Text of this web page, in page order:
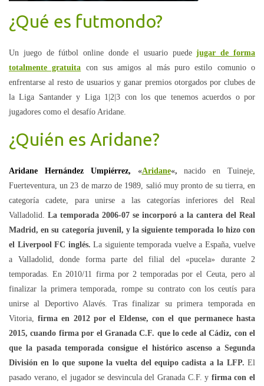
¿Qué es futmondo?
Un juego de fútbol online donde el usuario puedejugar de forma
totalmente gratuita con sus amigos al más puro estilo comunio o
enfrentarse al resto de usuarios y ganar premios otorgados por clubes de
la Liga Santander y Liga 1|2|3 con los que tenemos acuerdos o por
jugadores como el desafío Aridane.
¿Quién es Aridane?
Aridane Hernández Umpiérrez, «Aridane«,nacido en Tuineje,
Fuerteventura, un 23 de marzo de 1989, salió muy pronto de su tierra, en
categoría cadete, para unirse a las categorías inferiores del Real
Valladolid. La temporada 2006-07 se incorporó a la cantera del Real
Madrid, en su categoría juvenil, y la siguiente temporada lo hizo con
el Liverpool FC inglés. La siguiente temporada vuelve a España, vuelve
a Valladolid, donde forma parte del filial del «pucela» durante 2
temporadas. En 2010/11 firma por 2 temporadas por el Ceuta, pero al
finalizar la primera temporada, rompe su contrato con los ceutís para
unirse al Deportivo Alavés. Tras finalizar su primera temporada en
Vitoria,firma en 2012 por el Eldense, con el que permanece hasta
2015, cuando firma por el Granada C.F. que lo cede al Cádiz, con el
que la pasada temporada consigue el histórico ascenso a Segunda
División en lo que supone la vuelta del equipo cadista a la LFP. El
pasado verano, el jugador se desvincula del Granada C.F. y firma con el